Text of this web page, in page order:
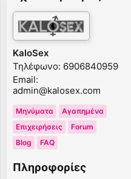
KaloSex
Τηλέφωνο: 6906840959
Email:
admin@kalosex.com
Μηνύματα
Αγαπημένα
Επιχειρήσεις
Forum
Blog
FAQ
Πληροφορίες